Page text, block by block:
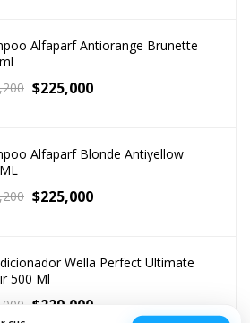
Alfaparf Antiorange Brunette
$225,000
Alfaparf Blonde Antiyellow
$225,000
Wella Perfect Ultimate
500 Ml
$229,000